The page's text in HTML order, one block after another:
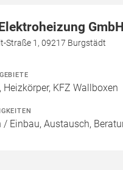
Straße 1, 09217 Burgstädt
Heizkörper, KFZ Wallboxen
Einbau, Austausch,